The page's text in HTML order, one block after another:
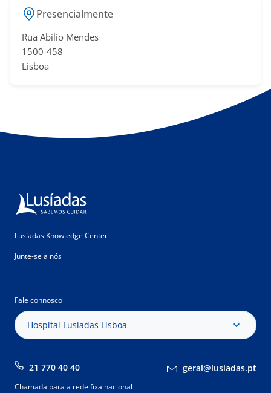
Presencialmente
Rua Abílio Mendes
​1500-458
Lisboa
Lusíadas Knowledge Center
Junte-se a nós
Fale connosco
Hospital Lusíadas Lisboa
21 770 40 40 geral@lusiadas.pt
Chamada para a rede fixa nacional